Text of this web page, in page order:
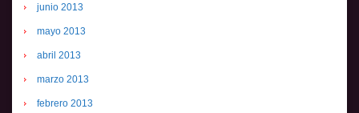
junio 2013
mayo 2013
abril 2013
marzo 2013
febrero 2013